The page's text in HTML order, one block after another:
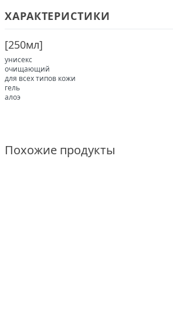
ХАРАКТЕРИСТИКИ
[250мл]
унисекс
очищающий
для всех типов кожи
гель
алоэ
Похожие продукты